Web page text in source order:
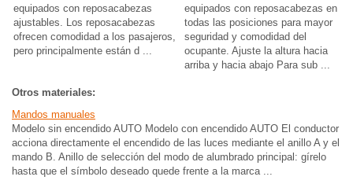
equipados con reposacabezas
ajustables. Los reposacabezas
ofrecen comodidad a los pasajeros,
pero principalmente están d ...
equipados con reposacabezas en
todas las posiciones para mayor
seguridad y comodidad del
ocupante. Ajuste la altura hacia
arriba y hacia abajo Para sub ...
Otros materiales:
Mandos manuales
Modelo sin encendido AUTO Modelo con encendido AUTO El conductor
acciona directamente el encendido de las luces mediante el anillo A y el
mando B. Anillo de selección del modo de alumbrado principal: gírelo
hasta que el símbolo deseado quede frente a la marca ...